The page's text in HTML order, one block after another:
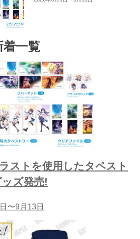
着一覧
ストを使用したタペスト
ズ発売!
〜9月13日